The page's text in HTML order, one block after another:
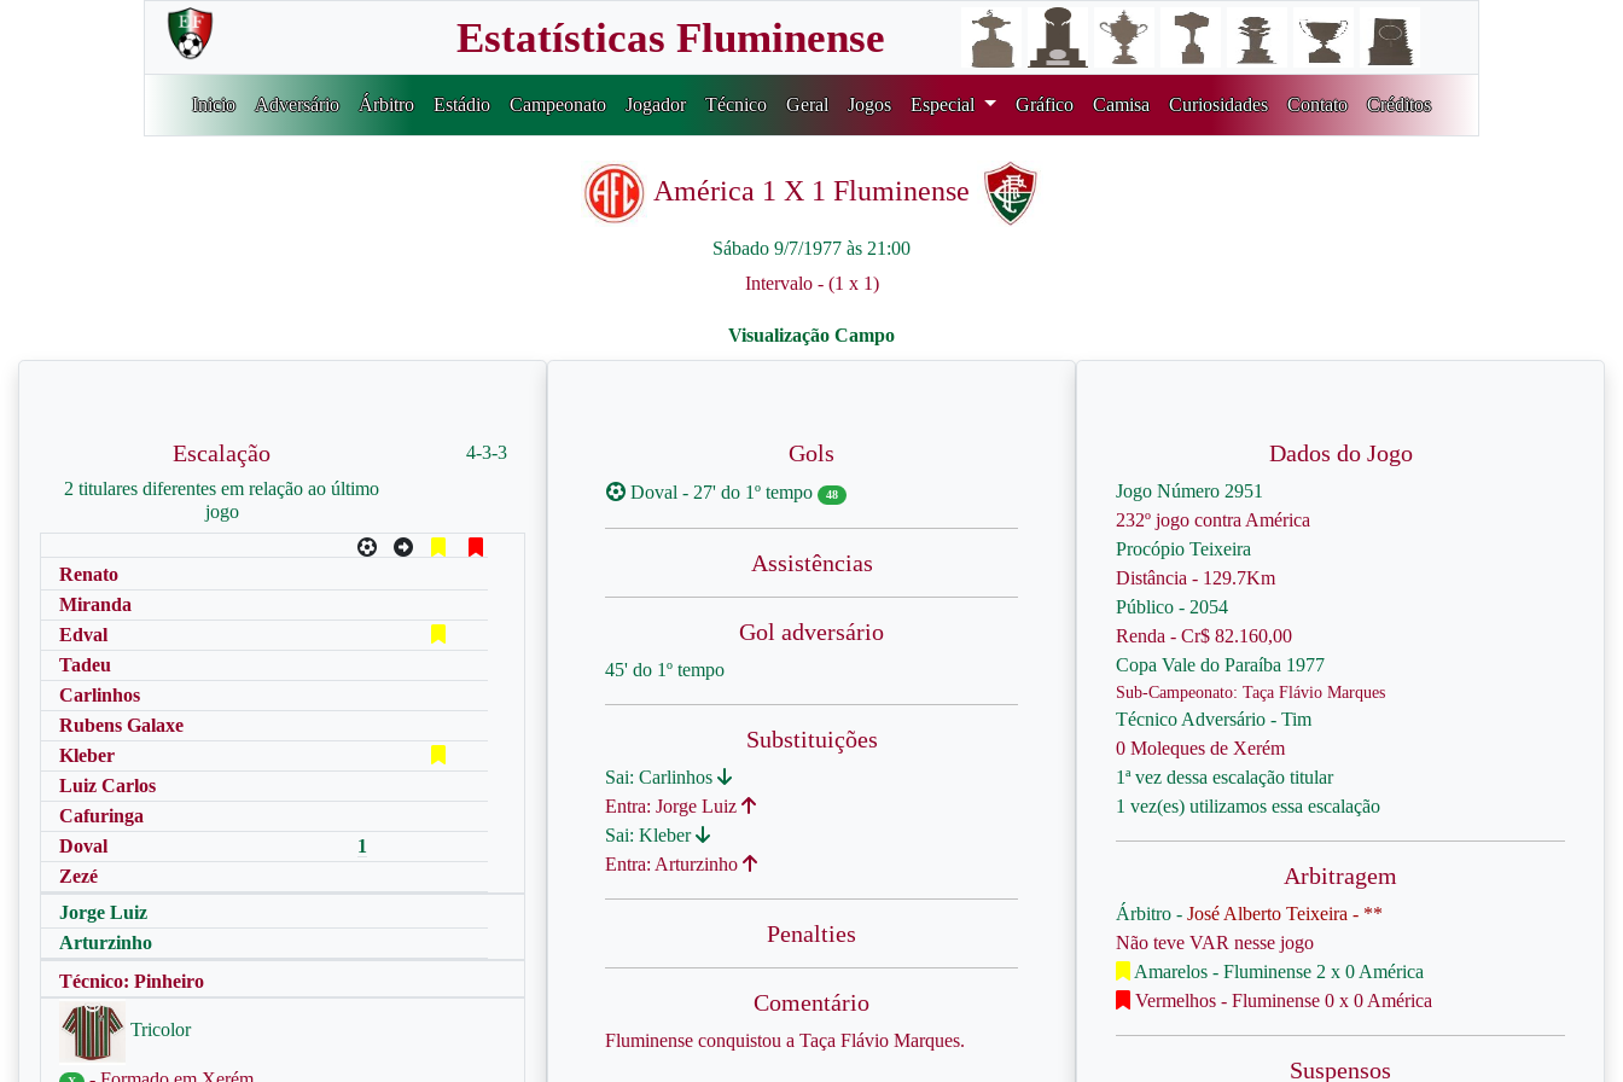
Estatísticas Fluminense
Inicio Adversário Árbitro Estádio Campeonato Jogador Técnico Geral Jogos Especial Gráfico Camisa Curiosidades Contato Créditos
América 1 X 1 Fluminense
Sábado 9/7/1977 às 21:00
Intervalo - (1 x 1)
Escalação
2 titulares diferentes em relação ao último
jogo
4-3-3
Renato
Miranda
Edval
Tadeu
Carlinhos
Rubens Galaxe
Kleber
Luiz Carlos
Cafuringa
Doval
1
Zezé
Jorge Luiz
Arturzinho
Técnico: Pinheiro
Tricolor
Gols
Doval - 27' do 1º tempo 48
Assistências
Gol adversário
45' do 1º tempo
Substituições
Sai: Carlinhos
Entra: Jorge Luiz
Sai: Kleber
Entra: Arturzinho
Penalties
Comentário
Fluminense conquistou a Taça Flávio Marques.
Dados do Jogo
Jogo Número 2951
232º jogo contra América
Procópio Teixeira
Distância - 129.7Km
Público - 2054
Renda - Cr$ 82.160,00
Copa Vale do Paraíba 1977
Sub-Campeonato: Taça Flávio Marques
Técnico Adversário - Tim
0 Moleques de Xerém
1ª vez dessa escalação titular
1 vez(es) utilizamos essa escalação
Arbitragem
Árbitro - José Alberto Teixeira - **
Não teve VAR nesse jogo
Amarelos - Fluminense 2 x 0 América
Vermelhos - Fluminense 0 x 0 América
Suspensos